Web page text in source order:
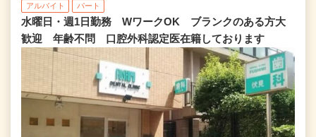
アルバイト パート
水曜日・週1日勤務 WワークOK ブランクのある方大
歓迎 年齢不問 口腔外科認定医在籍しております